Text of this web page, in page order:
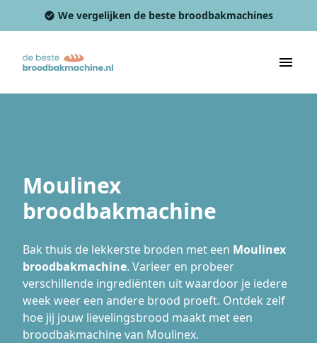
We vergelijken de beste broodbakmachines
Moulinex
broodbakmachine
Bak thuis de lekkerste broden met een Moulinex
broodbakmachine. Varieer en probeer
verschillende ingrediënten uit waardoor je iedere
week weer een andere brood proeft. Ontdek zelf
hoe jij jouw lievelingsbrood maakt met een
broodbakmachine van Moulinex.